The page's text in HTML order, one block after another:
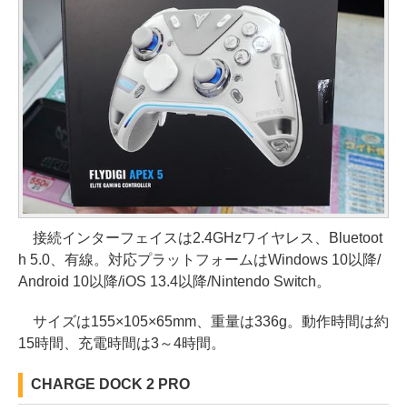
接続インターフェイスは2.4GHzワイヤレス、Bluetoot
h 5.0、有線。対応プラットフォームはWindows 10以降/
Android 10以降/iOS 13.4以降/Nintendo Switch。
サイズは155×105×65mm、重量は336g。動作時間は約
15時間、充電時間は3～4時間。
CHARGE DOCK 2 PRO